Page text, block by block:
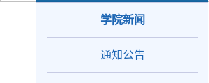
学院新闻
通知公告